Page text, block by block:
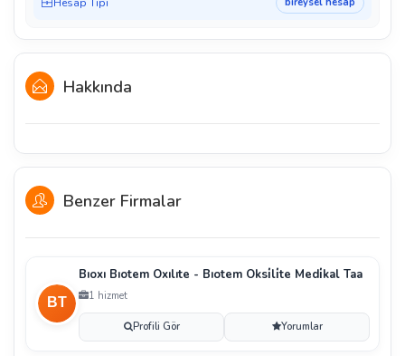
Hakkında
Benzer Firmalar
Bıoxı Bıotem Oxılıte - Bıotem Oksi̇li̇te Medi̇kal Taa
1 hizmet
Profili Gör Yorumlar